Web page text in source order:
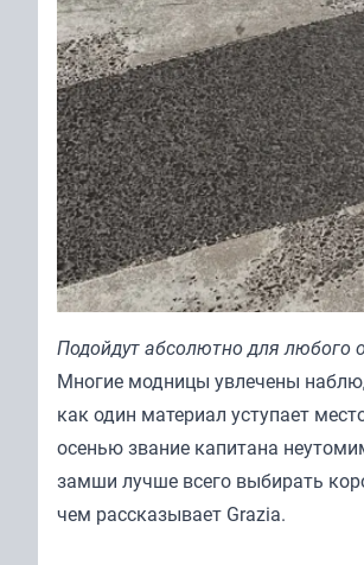
Подойдут абсолютно для любого
Многие модницы увлечены
как один материал уступает
осенью звание капитана
замши лучше всего выбирать
чем рассказывает Grazia.